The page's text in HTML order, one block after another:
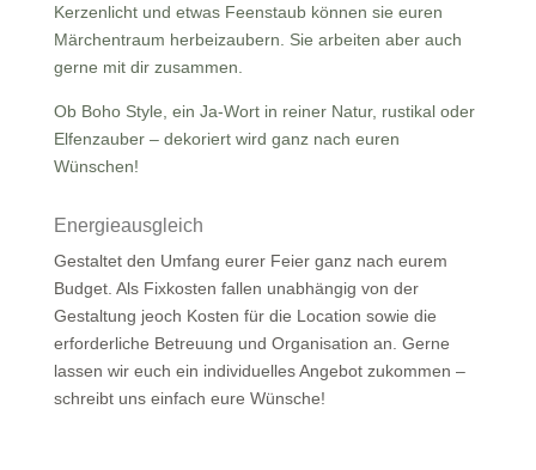
Kerzenlicht und etwas Feenstaub können sie euren
Märchentraum herbeizaubern. Sie arbeiten aber auch
gerne mit dir zusammen.
Ob Boho Style, ein Ja-Wort in reiner Natur, rustikal oder
Elfenzauber – dekoriert wird ganz nach euren
Wünschen!
Energieausgleich
Gestaltet den Umfang eurer Feier ganz nach eurem
Budget. Als Fixkosten fallen unabhängig von der
Gestaltung jeoch Kosten für die Location sowie die
erforderliche Betreuung und Organisation an. Gerne
lassen wir euch ein individuelles Angebot zukommen –
schreibt uns einfach eure Wünsche!